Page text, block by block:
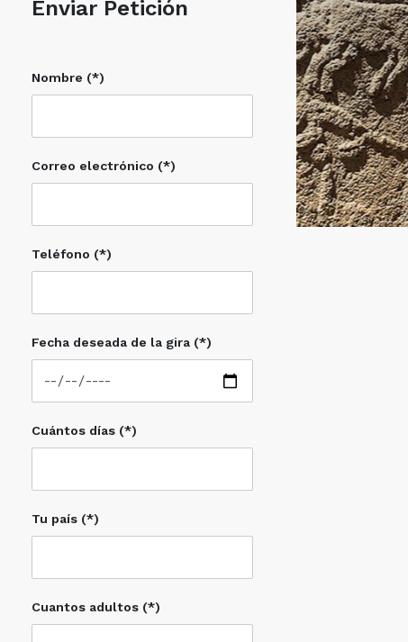
Enviar Petición
Nombre (*)
Correo electrónico (*)
Teléfono (*)
Fecha deseada de la gira (*)
Cuántos días (*)
Tu país (*)
Cuantos adultos (*)